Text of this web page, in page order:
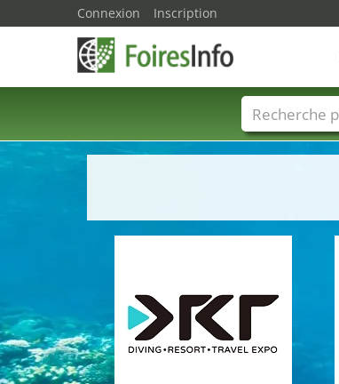
Connexion Inscription
Foire noms